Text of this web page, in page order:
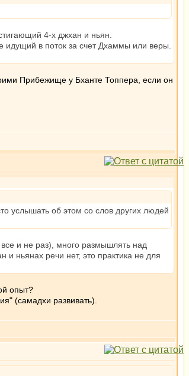
4-х джхан и ньян.
в поток за счет Дхаммы или веры.
Прибежище у Бханте Топпера, если он
услышать об этом со слов других людей
и не раз), много размышлять над
ньянах речи нет, это практика не для
опыт?
(самадхи развивать).